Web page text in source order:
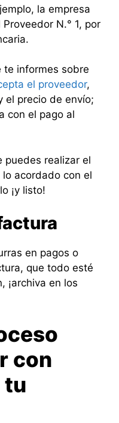
la empresa
N.° 1, por
te informes sobre
el proveedor,
el precio de envío;
con el pago al
puedes realizar el
acordado con el
¡y listo!
en pagos o
que todo esté
¡archiva en los
con
tu